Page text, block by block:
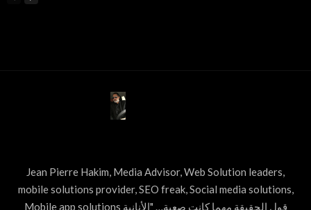
Jean Pierre Hakim, Media Advisor, Web Solution leaders,
mobile solutions provider, SEO freak, Social media solutions,
Mobile app solutions قول الحقيقة مهما كانت صعبة… "الأنانية